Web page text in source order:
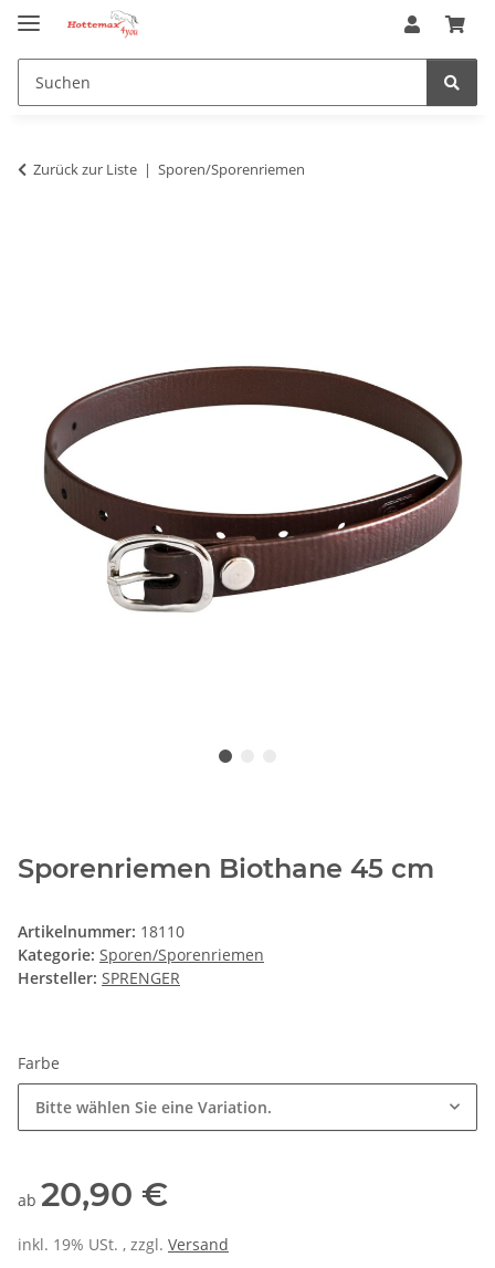
Zurück zur Liste Sporen/Sporenriemen
Sporenriemen Biothane 45 cm
Artikelnummer: 18110
Kategorie: Sporen/Sporenriemen
Hersteller: SPRENGER
Farbe
Bitte wählen Sie eine Variation.
ab 20,90 €
inkl. 19% USt. , zzgl. Versand